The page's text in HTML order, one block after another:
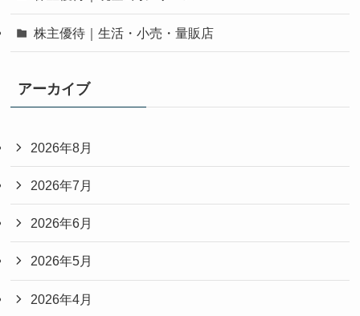
株主優待｜生活・小売・量販店
アーカイブ
2026年8月
2026年7月
2026年6月
2026年5月
2026年4月